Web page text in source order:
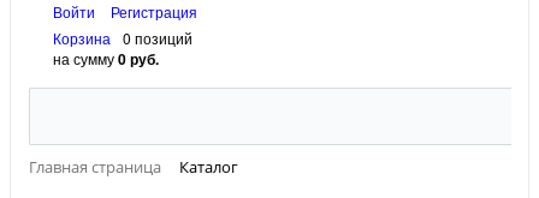
Войти
Регистрация
Корзина
0 позиций
на сумму0 руб.
Главная страница Каталог